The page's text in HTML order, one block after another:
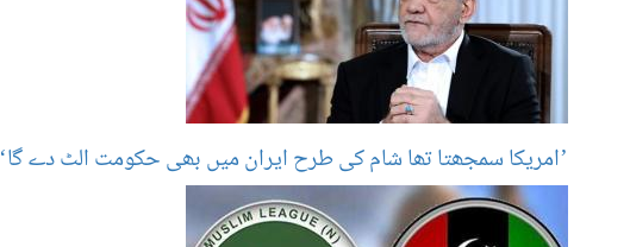
’امریکا سمجھتا تھا شام کی طرح ایران میں بھی حکومت الٹ دے گا‘